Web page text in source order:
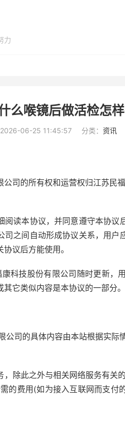
力
么喉镜后做活检怎
2026-06-25 11:45:57 分类： 资讯
公司的所有权和运营权归江苏民
阅读本协议，并同意遵守本协
司之间自动形成协议关系，用
议后方能使用。
科技股份有限公司随时更新，
它类似内容是本协议的一部分。
公司的具体内容由本站根据实际
，除此之外与相关网络服务有关
的费用(如为接入互联网而支付